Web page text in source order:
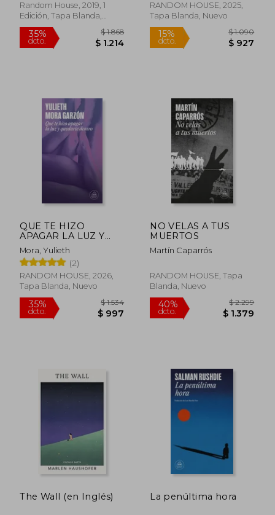
15%
dcto. $ 842
Rápido
30%
dcto.
Random House, 2019, 1
Edición, Tapa Blanda,
Nuevo
RANDOM HOUSE, 2025,
Tapa Blanda, Nuevo
QUE TE HIZO
APAGAR LA LUZ Y
QUEDARTE DEN
Mora, Yulieth
(2)
RANDOM HOUSE, 2026,
Tapa Blanda, Nuevo
NO VELAS A TUS
MUERTOS
Martín Caparrós
RANDOM HOUSE, Tapa
Blanda, Nuevo
The Wall (en Inglés) La penúltima hora